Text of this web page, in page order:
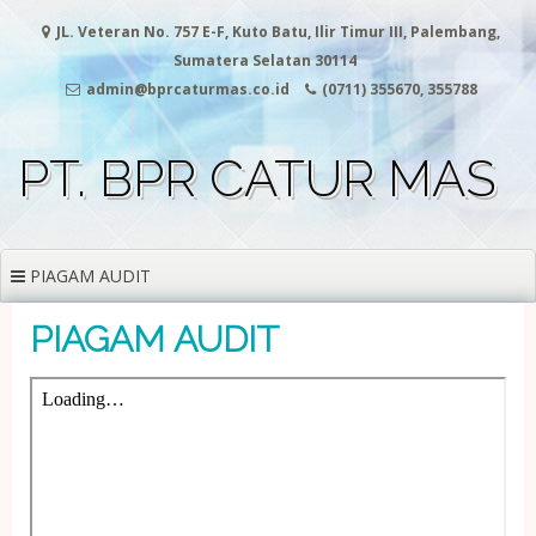
content
JL. Veteran No. 757 E-F, Kuto Batu, Ilir Timur III, Palembang,
Sumatera Selatan 30114
admin@bprcaturmas.co.id
(0711) 355670, 355788
PT. BPR CATUR MAS
PIAGAM AUDIT
PIAGAM AUDIT